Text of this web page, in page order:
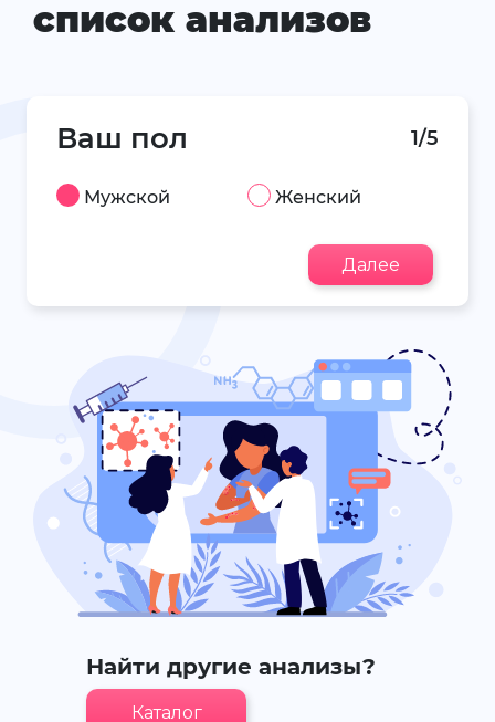
список анализов
Ваш пол 1/5
Мужской Женский
Далее
Найти другие анализы?
Каталог